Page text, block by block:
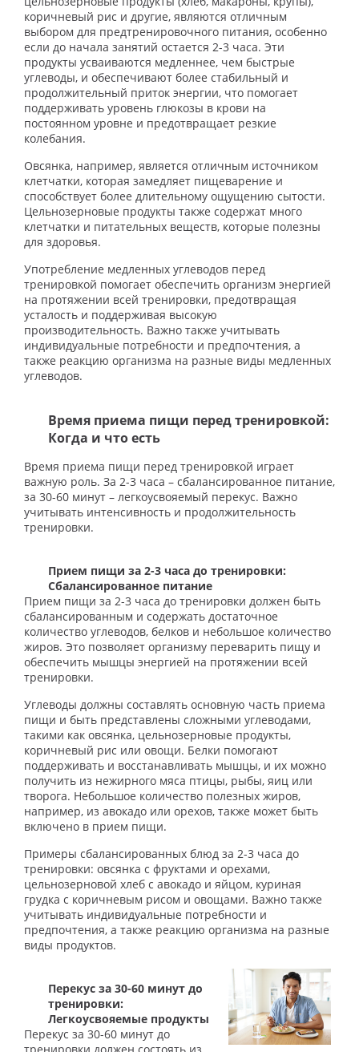
коричневый рис и другие, являются отличным
выбором для предтренировочного питания, особенно
если до начала занятий остается 2-3 часа. Эти
продукты усваиваются медленнее, чем быстрые
углеводы, и обеспечивают более стабильный и
продолжительный приток энергии, что помогает
поддерживать уровень глюкозы в крови на
постоянном уровне и предотвращает резкие
колебания.
Овсянка, например, является отличным источником
клетчатки, которая замедляет пищеварение и
способствует более длительному ощущению сытости.
Цельнозерновые продукты также содержат много
клетчатки и питательных веществ, которые полезны
для здоровья.
Употребление медленных углеводов перед
тренировкой помогает обеспечить организм энергией
на протяжении всей тренировки, предотвращая
усталость и поддерживая высокую
производительность. Важно также учитывать
индивидуальные потребности и предпочтения, а
также реакцию организма на разные виды медленных
углеводов.
Время приема пищи перед тренировкой:
Когда и что есть
Время приема пищи перед тренировкой играет
важную роль. За 2-3 часа – сбалансированное питание,
за 30-60 минут – легкоусвояемый перекус. Важно
учитывать интенсивность и продолжительность
тренировки.
Прием пищи за 2-3 часа до тренировки:
Сбалансированное питание
Прием пищи за 2-3 часа до тренировки должен быть
сбалансированным и содержать достаточное
количество углеводов, белков и небольшое количество
жиров. Это позволяет организму переварить пищу и
обеспечить мышцы энергией на протяжении всей
тренировки.
Углеводы должны составлять основную часть приема
пищи и быть представлены сложными углеводами,
такими как овсянка, цельнозерновые продукты,
коричневый рис или овощи. Белки помогают
поддерживать и восстанавливать мышцы, и их можно
получить из нежирного мяса птицы, рыбы, яиц или
творога. Небольшое количество полезных жиров,
например, из авокадо или орехов, также может быть
включено в прием пищи.
Примеры сбалансированных блюд за 2-3 часа до
тренировки: овсянка с фруктами и орехами,
цельнозерновой хлеб с авокадо и яйцом, куриная
грудка с коричневым рисом и овощами. Важно также
учитывать индивидуальные потребности и
предпочтения, а также реакцию организма на разные
виды продуктов.
Перекус за 30-60 минут до
тренировки:
Легкоусвояемые продукты
Перекус за 30-60 минут до